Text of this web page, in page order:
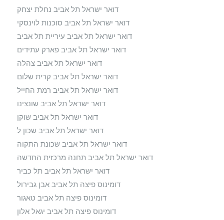
דואר ישראל תל אביב נחלת יצחק
דואר ישראל תל אביב סוכנות לוינסקי
דואר ישראל תל אביב עיריית תל אביב
דואר ישראל תל אביב פארק עתידים
דואר ישראל תל אביב צהלה
דואר ישראל תל אביב קרית שלום
דואר ישראל תל אביב רמת החייל
דואר ישראל תל אביב שונצינו
דואר ישראל תל אביב שוקן
דואר ישראל תל אביב שכון ל
דואר ישראל תל אביב שכונת התקוה
דואר ישראל תל אביב תחנה מרכזית החדשה
דואר ישראל תל אביב תל כביר
דומינוס פיצה תל אביב אבן גבירול
דומינוס פיצה תל אביב טאגור
דומינוס פיצה תל אביב יגאל אלון